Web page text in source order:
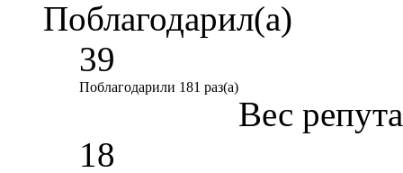
Поблагодарил(а)
39
Поблагодарили 181 раз(а)
Вес
18